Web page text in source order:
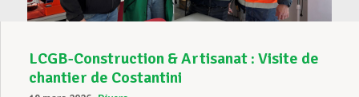
LCGB-Construction & Artisanat : Visite de
chantier de Costantini